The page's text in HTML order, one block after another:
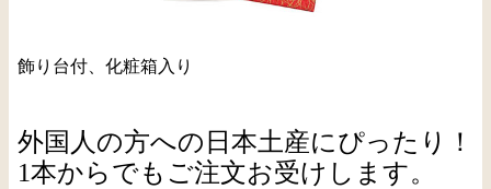
飾り台付、化粧箱入り
外国人の方への日本土産にぴったり！
1本からでもご注文お受けします。